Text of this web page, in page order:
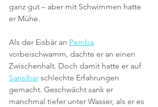
ganz gut – aber mit Schwimmen hatte
er Mühe.
Als der Eisbär an Pemba
vorbeischwamm, dachte er an einen
Zwischenhalt. Doch damit hatte er auf
Sansibar schlechte Erfahrungen
gemacht. Geschwächt sank er
manchmal tiefer unter Wasser, als er es